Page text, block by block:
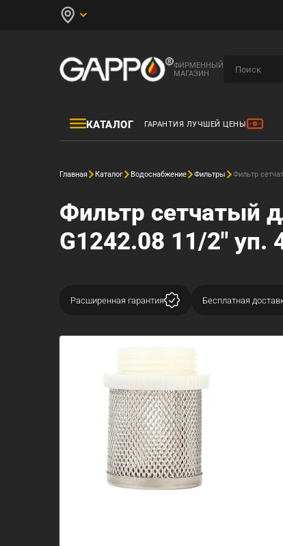
ФИРМЕННЫЙ
МАГАЗИН
КАТАЛОГ ГАРАНТИЯ ЛУЧШЕЙ ЦЕНЫ
Главная Каталог Водоснабжение Фильтры Фильтр
Фильтр сетчатый
G1242.08 11/2" уп.
Расширенная гарантия Бесплатная